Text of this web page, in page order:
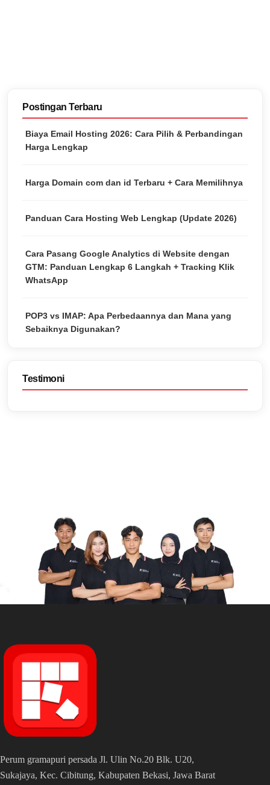
Postingan Terbaru
Biaya Email Hosting 2026: Cara Pilih & Perbandingan
Harga Lengkap
Harga Domain com dan id Terbaru + Cara Memilihnya
Panduan Cara Hosting Web Lengkap (Update 2026)
Cara Pasang Google Analytics di Website dengan
GTM: Panduan Lengkap 6 Langkah + Tracking Klik
WhatsApp
POP3 vs IMAP: Apa Perbedaannya dan Mana yang
Sebaiknya Digunakan?
Testimoni
Perum gramapuri persada Jl. Ulin No.20 Blk. U20,
Sukajaya, Kec. Cibitung, Kabupaten Bekasi, Jawa Barat